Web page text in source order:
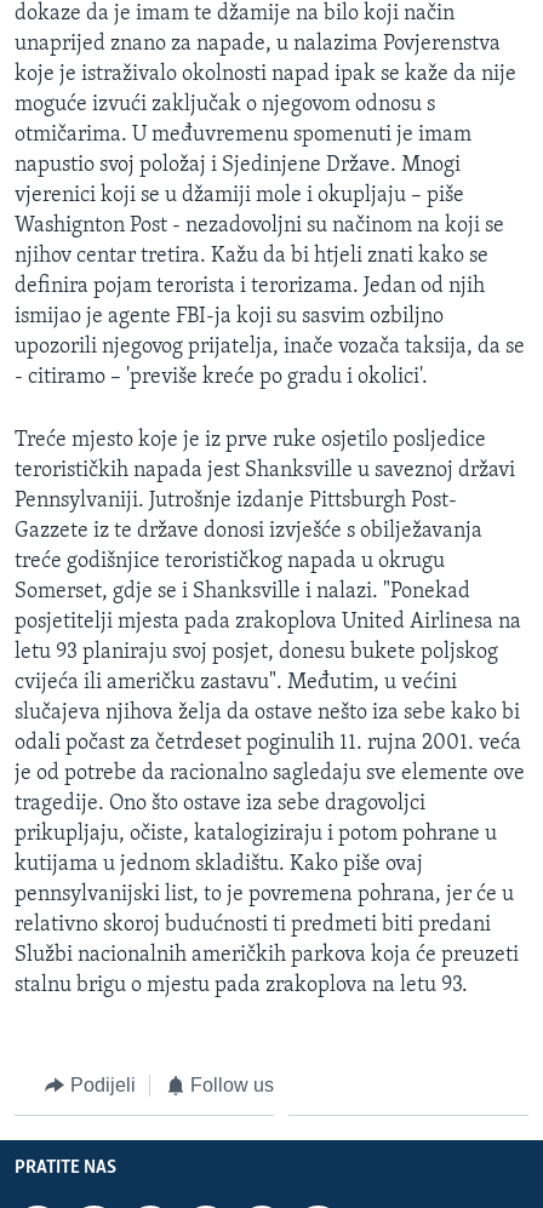
dokaze da je imam te džamije na bilo koji način
unaprijed znano za napade, u nalazima Povjerenstva
koje je istraživalo okolnosti napad ipak se kaže da nije
moguće izvući zaključak o njegovom odnosu s
otmičarima. U međuvremenu spomenuti je imam
napustio svoj položaj i Sjedinjene Države. Mnogi
vjerenici koji se u džamiji mole i okupljaju – piše
Washignton Post - nezadovoljni su načinom na koji se
njihov centar tretira. Kažu da bi htjeli znati kako se
definira pojam terorista i terorizama. Jedan od njih
ismijao je agente FBI-ja koji su sasvim ozbiljno
upozorili njegovog prijatelja, inače vozača taksija, da se
- citiramo – 'previše kreće po gradu i okolici'.
Treće mjesto koje je iz prve ruke osjetilo posljedice
terorističkih napada jest Shanksville u saveznoj državi
Pennsylvaniji. Jutrošnje izdanje Pittsburgh Post-
Gazzete iz te države donosi izvješće s obilježavanja
treće godišnjice terorističkog napada u okrugu
Somerset, gdje se i Shanksville i nalazi. "Ponekad
posjetitelji mjesta pada zrakoplova United Airlinesa na
letu 93 planiraju svoj posjet, donesu bukete poljskog
cvijeća ili američku zastavu". Međutim, u većini
slučajeva njihova želja da ostave nešto iza sebe kako bi
odali počast za četrdeset poginulih 11. rujna 2001. veća
je od potrebe da racionalno sagledaju sve elemente ove
tragedije. Ono što ostave iza sebe dragovoljci
prikupljaju, očiste, katalogiziraju i potom pohrane u
kutijama u jednom skladištu. Kako piše ovaj
pennsylvanijski list, to je povremena pohrana, jer će u
relativno skoroj budućnosti ti predmeti biti predani
Službi nacionalnih američkih parkova koja će preuzeti
stalnu brigu o mjestu pada zrakoplova na letu 93.
Podijeli Follow us
PRATITE NAS